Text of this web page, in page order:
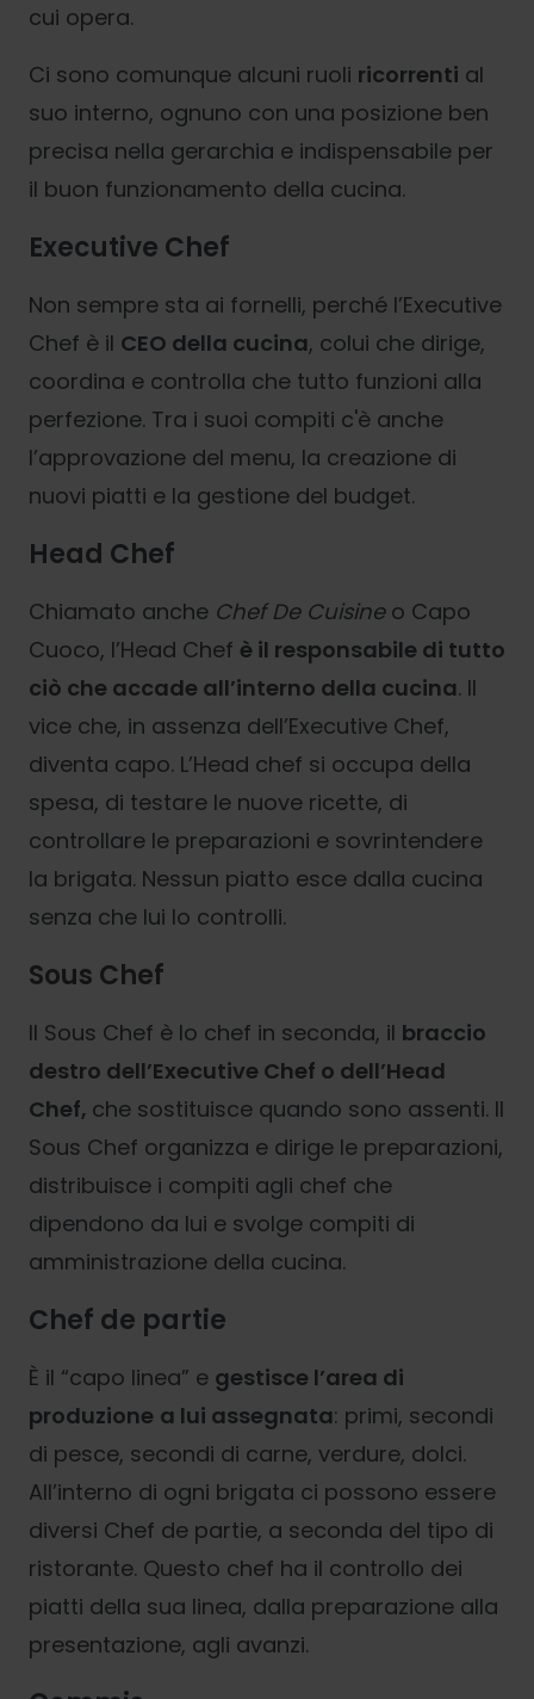
cui opera.
Ci sono comunque alcuni ruoli ricorrenti al
suo interno, ognuno con una posizione ben
precisa nella gerarchia e indispensabile per
il buon funzionamento della cucina.
Executive Chef
Non sempre sta ai fornelli, perché l’Executive
Chef è il CEO della cucina, colui che dirige,
coordina e controlla che tutto funzioni alla
perfezione. Tra i suoi compiti c'è anche
l’approvazione del menu, la creazione di
nuovi piatti e la gestione del budget.
Head Chef
Chiamato anche Chef De Cuisineo Capo
Cuoco, l’Head Chef è il responsabile di tutto
ciò che accade all’interno della cucina. Il
vice che, in assenza dell’Executive Chef,
diventa capo. L’Head chef si occupa della
spesa, di testare le nuove ricette, di
controllare le preparazioni e sovrintendere
la brigata. Nessun piatto esce dalla cucina
senza che lui lo controlli.
Sous Chef
Il Sous Chef è lo chef in seconda, il braccio
destro dell’Executive Chef o dell’Head
Chef, che sostituisce quando sono assenti. Il
Sous Chef organizza e dirige le preparazioni,
distribuisce i compiti agli chef che
dipendono da lui e svolge compiti di
amministrazione della cucina.
Chef de partie
È il “capo linea” e gestisce l’area di
produzione a lui assegnata: primi, secondi
di pesce, secondi di carne, verdure, dolci.
All’interno di ogni brigata ci possono essere
diversi Chef de partie, a seconda del tipo di
ristorante. Questo chef ha il controllo dei
piatti della sua linea, dalla preparazione alla
presentazione, agli avanzi.